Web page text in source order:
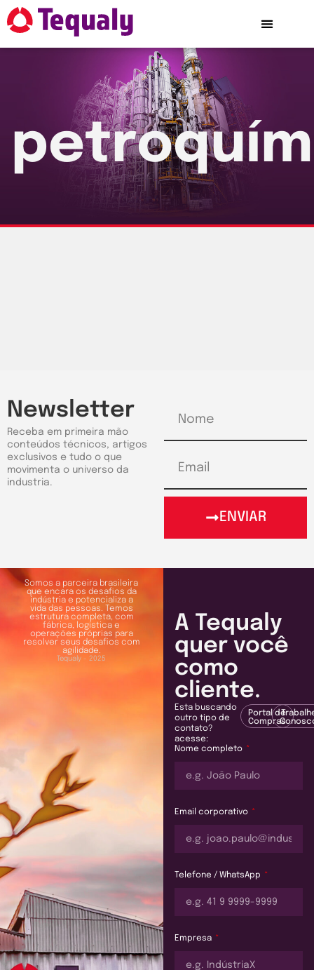
Newsletter
Receba em primeira mão
conteúdos técnicos, artigos
exclusivos e tudo o que
movimenta o universo da
industria.
ENVIAR
Somos a parceira brasileira
que encara os desafios da
indústria e potencializa a
vida das pessoas. Temos
estrutura completa, com
fábrica, logística e
operações próprias para
resolver seus desafios com
agilidade.
Tequaly - 2025
A Tequaly
quer você
como
cliente.
Esta buscando
outro tipo de
contato?
acesse:
Portal de
Compras
Nome completo
Email corporativo
Telefone / WhatsApp
Empresa